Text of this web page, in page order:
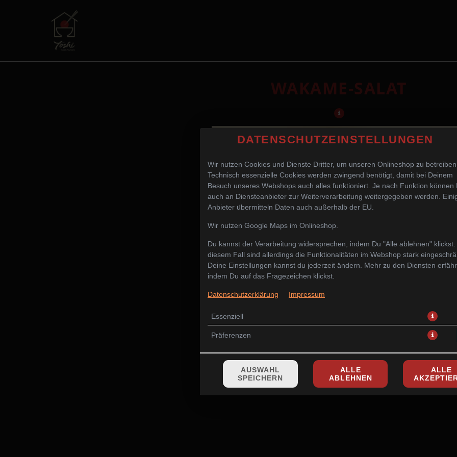
WAKAME-SALAT
japanischer Seetang Salat mit Sesam
* Die Preise können nach Auswahl des Stores variieren.
DATENSCHUTZEINSTELLUNGEN
Wir nutzen Cookies und Dienste Dritter, um unseren Onlineshop zu betreiben.
Technisch essenzielle Cookies werden zwingend benötigt, damit bei Deinem
Besuch unseres Webshops auch alles funktioniert. Je nach Funktion können
auch an Diensteanbieter zur Weiterverarbeitung weitergegeben werden.
Anbieter übermitteln Daten auch außerhalb der EU.
Wir nutzen Google Maps im Onlineshop.
Du kannst der Verarbeitung widersprechen, indem Du "Alle ablehnen" klickst.
diesem Fall sind allerdings die Funktionalitäten im Webshop stark
Deine Einstellungen kannst du jederzeit ändern. Mehr zu den Diensten
indem Du auf das Fragezeichen klickst.
Datenschutzerklärung Impressum
Essenziell
Präferenzen
AUSWAHL
SPEICHERN
ALLE
ABLEHNEN
ALLE